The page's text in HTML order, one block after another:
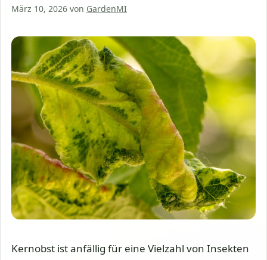
März 10, 2026 von GardenMI
Kernobst ist anfällig für eine Vielzahl von Insekten